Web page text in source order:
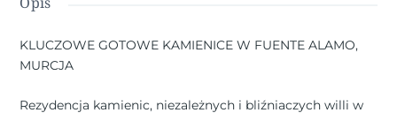
KLUCZOWE GOTOWE KAMIENICE W FUENTE ALAMO,
MURCJA
Rezydencja kamienic, niezależnych i bliźniaczych willi w